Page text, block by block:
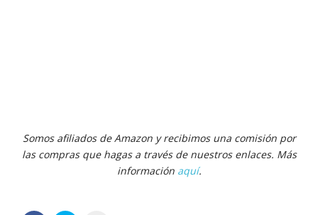
Somos afiliados de Amazon y recibimos una comisión por
las compras que hagas a través de nuestros enlaces. Más
información aquí.